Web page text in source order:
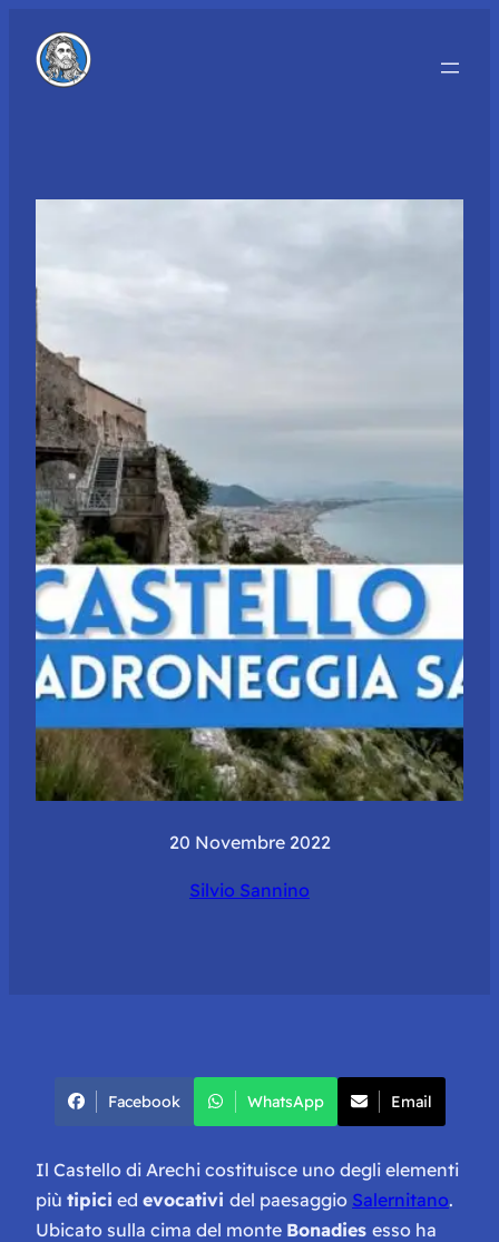
20 Novembre 2022
Silvio Sannino
Facebook WhatsApp Email
Il Castello di Arechi costituisce uno degli elementi
più tipici ed evocativi del paesaggio Salernitano.
Ubicato sulla cima del monte Bonadies esso ha